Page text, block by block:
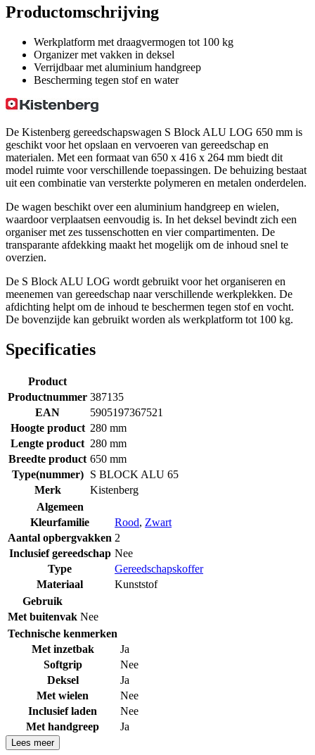
Productomschrijving
Werkplatform met draagvermogen tot 100 kg
Organizer met vakken in deksel
Verrijdbaar met aluminium handgreep
Bescherming tegen stof en water
De Kistenberg gereedschapswagen S Block ALU LOG 650 mm is
geschikt voor het opslaan en vervoeren van gereedschap en
materialen. Met een formaat van 650 x 416 x 264 mm biedt dit
model ruimte voor verschillende toepassingen. De behuizing bestaat
uit een combinatie van versterkte polymeren en metalen onderdelen.
De wagen beschikt over een aluminium handgreep en wielen,
waardoor verplaatsen eenvoudig is. In het deksel bevindt zich een
organiser met zes tussenschotten en vier compartimenten. De
transparante afdekking maakt het mogelijk om de inhoud snel te
overzien.
De S Block ALU LOG wordt gebruikt voor het organiseren en
meenemen van gereedschap naar verschillende werkplekken. De
afdichting helpt om de inhoud te beschermen tegen stof en vocht.
De bovenzijde kan gebruikt worden als werkplatform tot 100 kg.
Specificaties
Product
Productnummer 387135
EAN
5905197367521
Hoogte product 280 mm
Lengte product 280 mm
Breedte product 650 mm
Type(nummer)
S BLOCK ALU 65
Merk
Kistenberg
Algemeen
Kleurfamilie
Rood, Zwart
Aantal opbergvakken 2
Inclusief gereedschap Nee
Type
Gereedschapskoffer
Materiaal
Kunststof
Gebruik
Met buitenvak Nee
Technische kenmerken
Met inzetbak
Ja
Softgrip
Nee
Deksel
Ja
Met wielen
Nee
Inclusief laden
Nee
Met handgreep
Ja
Lees meer